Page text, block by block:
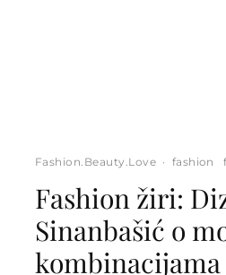
Fashion.Beauty.Love · fashion
Fashion žiri:
Sinanbašić o
kombinacijama